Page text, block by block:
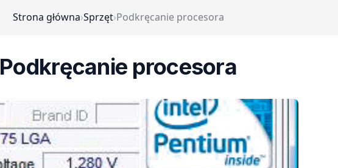
Strona główna›Sprzęt›Podkręcanie procesora
Podkręcanie procesora